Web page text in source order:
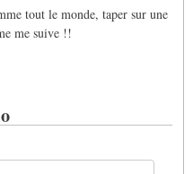
tout le monde, taper sur une
me suive !!